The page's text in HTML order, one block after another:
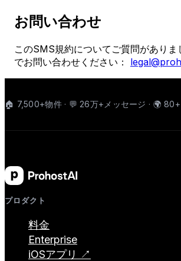
お問い合わせ
このSMS規約についてご質問がありま
でお問い合わせください：
🏠 7,500+物件 · 💬 26万+メッセージ · 🌍 80+
プロダクト
料金
Enterprise
iOSアプリ ↗